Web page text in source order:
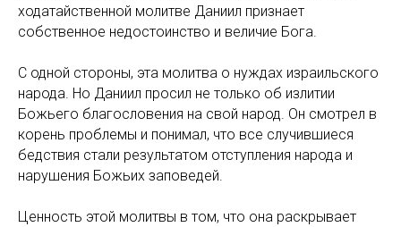
ходатайственной молитве Даниил признает
собственное недостоинство и величие Бога.
С одной стороны, эта молитва о нуждах израильского
народа. Но Даниил просил не только об излитии
Божьего благословения на свой народ. Он смотрел в
корень проблемы и понимал, что все случившиеся
бедствия стали результатом отступления народа и
нарушения Божьих заповедей.
Ценность этой молитвы в том, что она раскрывает